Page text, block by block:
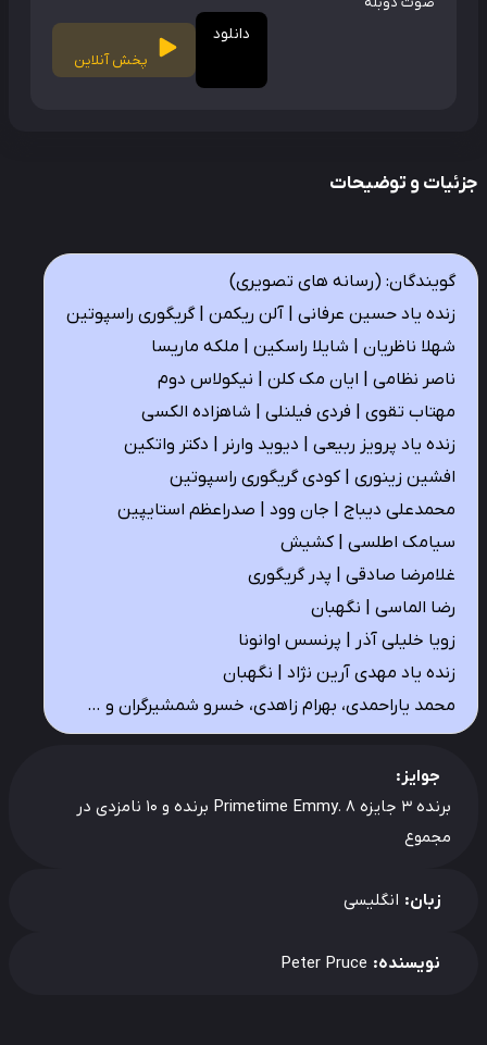
دانلود
پخش آنلاین
و توضیحات
گویندگان: (رسانه های تصویری)
زنده یاد حسین عرفانی | آلن ریکمن | گریگوری راسپوتین
شهلا ناظریان | شایلا راسکین | ملکه ماریسا
ناصر نظامی | ایان مک کلن | نیکولاس دوم
مهتاب تقوی | فردی فیلنلی | شاهزاده الکسی
زنده یاد پرویز ربیعی | دیوید وارنر | دکتر واتکین
افشین زینوری | کودی گریگوری راسپوتین
محمدعلی دیباج | جان وود | صدراعظم استایپین
سیامک اطلسی | کشیش
غلامرضا صادقی | پدر گریگوری
رضا الماسی | نگهبان
زویا خلیلی آذر | پرنسس اوانونا
زنده یاد مهدی آرین نژاد | نگهبان
محمد یاراحمدی، بهرام زاهدی، خسرو شمشیرگران و …
جوایز:
برنده 3 جایزه Primetime Emmy. 8 برنده و 10 نامزدی در
مجموع
زبان: انگلیسی
نویسنده: Peter Pruce